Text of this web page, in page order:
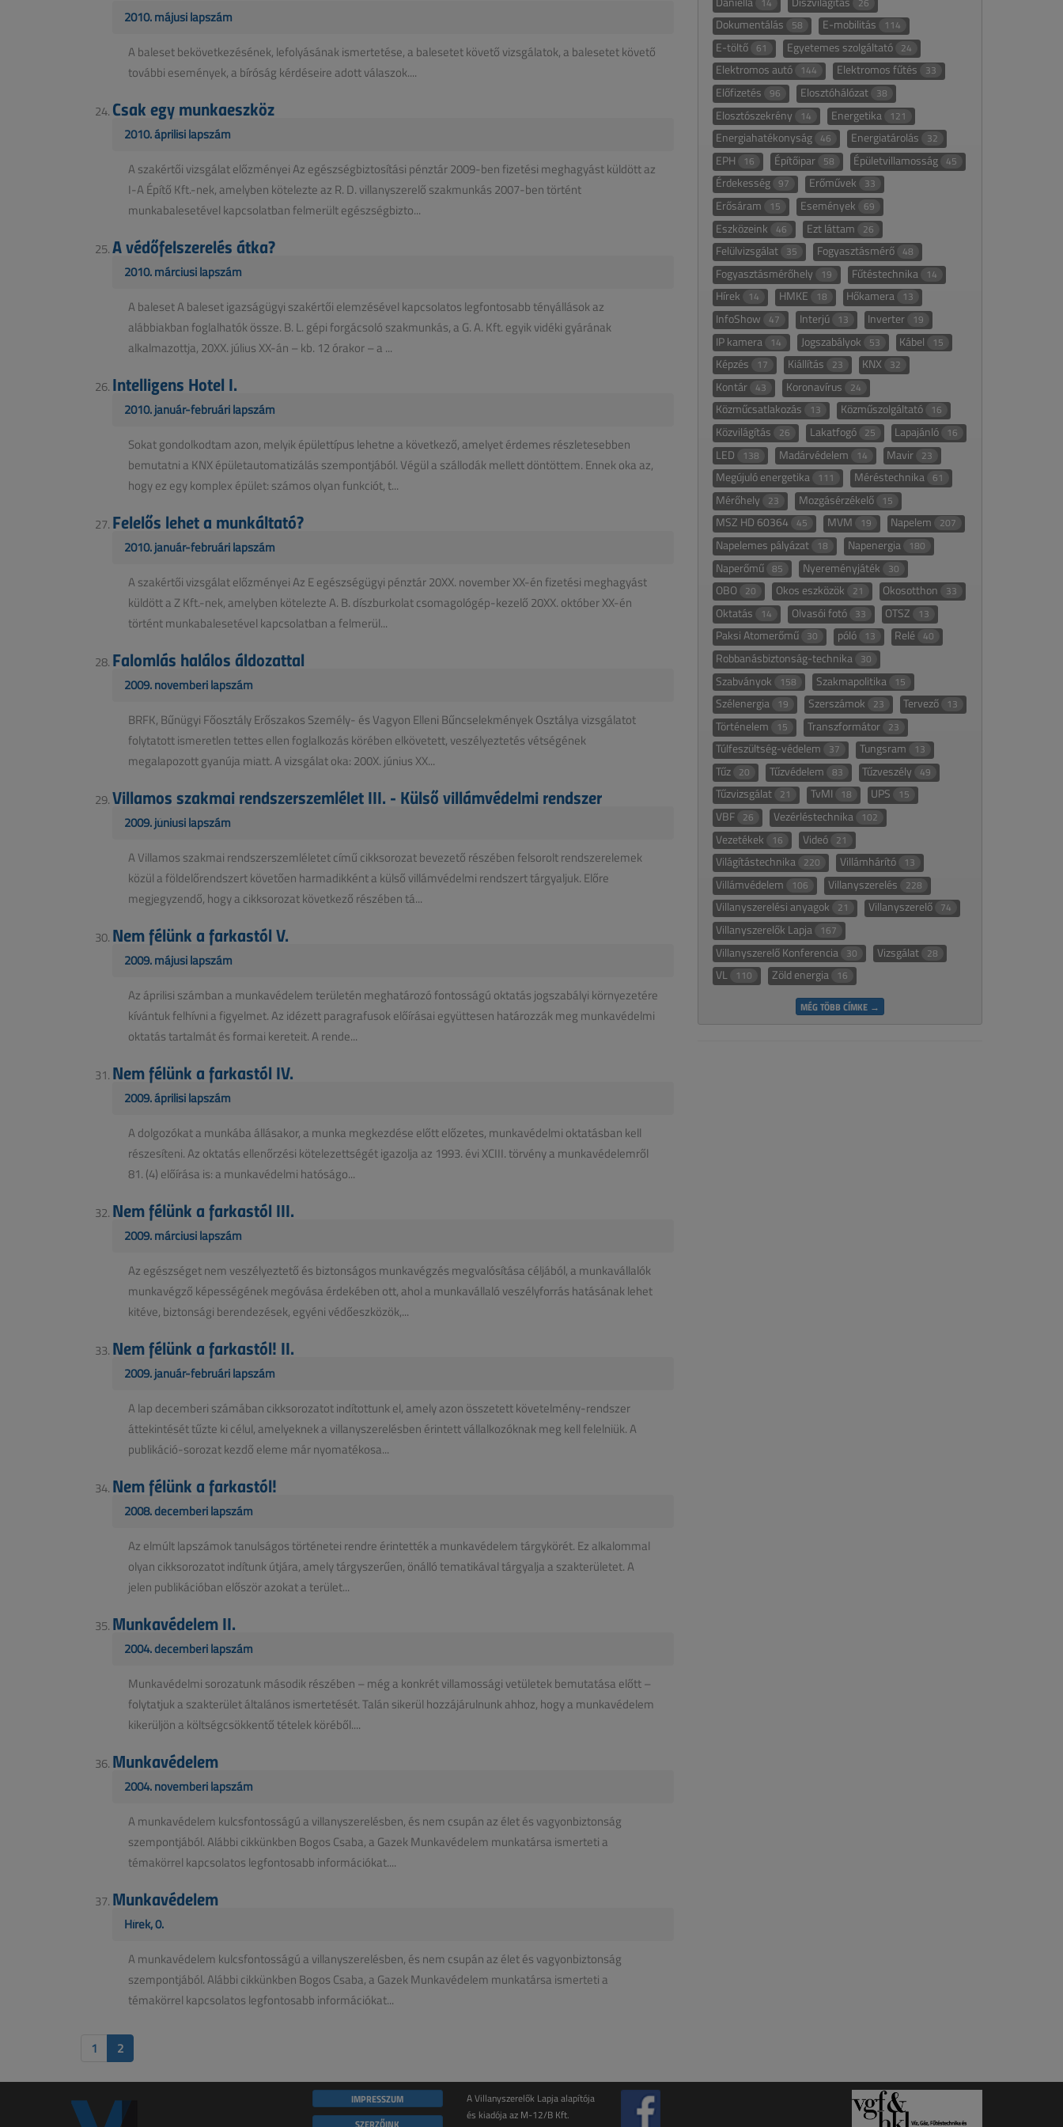
2010. májusi lapszám
A baleset bekövetkezésének, lefolyásának ismertetése, a balesetet követő vizsgálatok, a balesetet követő
további események, a bíróság kérdéseire adott válaszok....
Csak egy munkaeszköz
2010. áprilisi lapszám
A szakértői vizsgálat előzményei Az egészségbiztosítási pénztár 2009-ben fizetési meghagyást küldött az
I-A Építő Kft.-nek, amelyben kötelezte az R. D. villanyszerelő szakmunkás 2007-ben történt
munkabalesetével kapcsolatban felmerült egészségbizto...
A védőfelszerelés átka?
2010. márciusi lapszám
A baleset A baleset igazságügyi szakértői elemzésével kapcsolatos legfontosabb tényállások az
alábbiakban foglalhatók össze. B. L. gépi forgácsoló szakmunkás, a G. A. Kft. egyik vidéki gyárának
alkalmazottja, 20XX. július XX-án – kb. 12 órakor – a ...
Intelligens Hotel I.
2010. január-februári lapszám
Sokat gondolkodtam azon, melyik épülettípus lehetne a következő, amelyet érdemes részletesebben
bemutatni a KNX épületautomatizálás szempontjából. Végül a szállodák mellett döntöttem. Ennek oka az,
hogy ez egy komplex épület: számos olyan funkciót, t...
Felelős lehet a munkáltató?
2010. január-februári lapszám
A szakértői vizsgálat előzményei Az E egészségügyi pénztár 20XX. november XX-én fizetési meghagyást
küldött a Z Kft.-nek, amelyben kötelezte A. B. díszburkolat csomagológép-kezelő 20XX. október XX-én
történt munkabalesetével kapcsolatban a felmerül...
Falomlás halálos áldozattal
2009. novemberi lapszám
BRFK, Bűnügyi Főosztály Erőszakos Személy- és Vagyon Elleni Bűncselekmények Osztálya vizsgálatot
folytatott ismeretlen tettes ellen foglalkozás körében elkövetett, veszélyeztetés vétségének
megalapozott gyanúja miatt. A vizsgálat oka: 200X. június XX...
Villamos szakmai rendszerszemlélet III. - Külső villámvédelmi rendszer
2009. júniusi lapszám
A Villamos szakmai rendszerszemléletet című cikksorozat bevezető részében felsorolt rendszerelemek
közül a földelőrendszert követően harmadikként a külső villámvédelmi rendszert tárgyaljuk. Előre
megjegyzendő, hogy a cikksorozat következő részében tá...
Nem félünk a farkastól V.
2009. májusi lapszám
Az áprilisi számban a munkavédelem területén meghatározó fontosságú oktatás jogszabályi környezetére
kívántuk felhívni a figyelmet. Az idézett paragrafusok előírásai együttesen határozzák meg munkavédelmi
oktatás tartalmát és formai kereteit. A rende...
Nem félünk a farkastól IV.
2009. áprilisi lapszám
A dolgozókat a munkába állásakor, a munka megkezdése előtt előzetes, munkavédelmi oktatásban kell
részesíteni. Az oktatás ellenőrzési kötelezettségét igazolja az 1993. évi XCIII. törvény a munkavédelemről
81. (4) előírása is: a munkavédelmi hatóságo...
Nem félünk a farkastól III.
2009. márciusi lapszám
Az egészséget nem veszélyeztető és biztonságos munkavégzés megvalósítása céljából, a munkavállalók
munkavégző képességének megóvása érdekében ott, ahol a munkavállaló veszélyforrás hatásának lehet
kitéve, biztonsági berendezések, egyéni védőeszközök,...
Nem félünk a farkastól! II.
2009. január-februári lapszám
A lap decemberi számában cikksorozatot indítottunk el, amely azon összetett követelmény-rendszer
áttekintését tűzte ki célul, amelyeknek a villanyszerelésben érintett vállalkozóknak meg kell felelniük. A
publikáció-sorozat kezdő eleme már nyomatékosa...
Nem félünk a farkastól!
2008. decemberi lapszám
Az elmúlt lapszámok tanulságos történetei rendre érintették a munkavédelem tárgykörét. Ez alkalommal
olyan cikksorozatot indítunk útjára, amely tárgyszerűen, önálló tematikával tárgyalja a szakterületet. A
jelen publikációban először azokat a terület...
Munkavédelem II.
2004. decemberi lapszám
Munkavédelmi sorozatunk második részében – még a konkrét villamossági vetületek bemutatása előtt –
folytatjuk a szakterület általános ismertetését. Talán sikerül hozzájárulnunk ahhoz, hogy a munkavédelem
kikerüljön a költségcsökkentő tételek köréből....
Munkavédelem
2004. novemberi lapszám
A munkavédelem kulcsfontosságú a villanyszerelésben, és nem csupán az élet és vagyonbiztonság
szempontjából. Alábbi cikkünkben Bogos Csaba, a Gazek Munkavédelem munkatársa ismerteti a
témakörrel kapcsolatos legfontosabb információkat....
Munkavédelem
Hírek, 0.
A munkavédelem kulcsfontosságú a villanyszerelésben, és nem csupán az élet és vagyonbiztonság
szempontjából. Alábbi cikkünkben Bogos Csaba, a Gazek Munkavédelem munkatársa ismerteti a
témakörrel kapcsolatos legfontosabb információkat...
1 2
Dokumentálás 58 E-mobilitás 114
E-töltő 61 Egyetemes szolgáltató 24
Elektromos autó 144 Elektromos fűtés 33
Előfizetés 96 Elosztóhálózat 38
Elosztószekrény 14 Energetika 121
Energiahatékonyság 46 Energiatárolás 32
EPH 16 Építőipar 58 Épületvillamosság 45
Érdekesség 97 Erőművek 33
Erősáram 15 Események 69
Eszközeink 46 Ezt láttam 26
Felülvizsgálat 35 Fogyasztásmérő 48
Fogyasztásmérőhely 19 Fűtéstechnika 14
Hírek 14 HMKE 18 Hőkamera 13
InfoShow 47 Interjú 13 Inverter 19
IP kamera 14 Jogszabályok 53 Kábel 15
Képzés 17 Kiállítás 23 KNX 32
Kontár 43 Koronavírus 24
Közműcsatlakozás 13 Közműszolgáltató 16
Közvilágítás 26 Lakatfogó 25 Lapajánló 16
LED 138 Madárvédelem 14 Mavir 23
Megújuló energetika 111 Méréstechnika 61
Mérőhely 23 Mozgásérzékelő 15
MSZ HD 60364 45 MVM 19 Napelem 207
Napelemes pályázat 18 Napenergia 180
Naperőmű 85 Nyereményjáték 30
OBO 20 Okos eszközök 21 Okosotthon 33
Oktatás 14 Olvasói fotó 33 OTSZ 13
Paksi Atomerőmű 30 póló 13 Relé 40
Robbanásbiztonság-technika 30
Szabványok 158 Szakmapolitika 15
Szélenergia 19 Szerszámok 23 Tervező 13
Történelem 15 Transzformátor 23
Túlfeszültség-védelem 37 Tungsram 13
Tűz 20 Tűzvédelem 83 Tűzveszély 49
Tűzvizsgálat 21 TvMI 18 UPS 15
VBF 26 Vezérléstechnika 102
Vezetékek 16 Videó 21
Világítástechnika 220 Villámhárító 13
Villámvédelem 106 Villanyszerelés 228
Villanyszerelési anyagok 21 Villanyszerelő 74
Villanyszerelők Lapja 167
Villanyszerelő Konferencia 30 Vizsgálat 28
VL 110 Zöld energia 16
MÉG TÖBB CÍMKE →
IMPRESSZUM
SZERZŐINK
A Villanyszerelők Lapja alapítója
és kiadója az M-12/B Kft.